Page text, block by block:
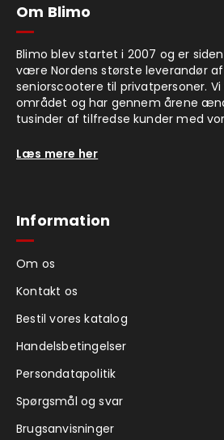
Om Blimo
Blimo blev startet i 2007 og er
være Nordens største leverandør
seniorscootere til privatpersoner.
området og har gennem årene
tusinder af tilfredse kunder med
Læs mere her
Information
Om os
Kontakt os
Bestil vores katalog
Handelsbetingelser
Persondatapolitik
Spørgsmål og svar
Brugsanvisninger